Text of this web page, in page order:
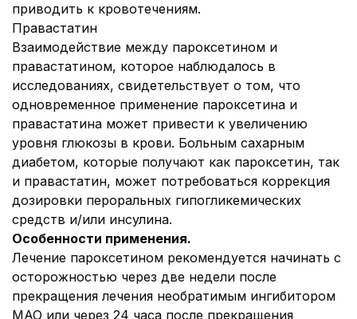
приводить к кровотечениям.
Правастатин
Взаимодействие между пароксетином и
правастатином, которое наблюдалось в
исследованиях, свидетельствует о том, что
одновременное применение пароксетина и
правастатина может привести к увеличению
уровня глюкозы в крови. Больным сахарным
диабетом, которые получают как пароксетин, так
и правастатин, может потребоваться коррекция
дозировки пероральных гипогликемических
средств и/или инсулина.
Особенности применения.
Лечение пароксетином рекомендуется начинать с
осторожностью через две недели после
прекращения лечения необратимым ингибитором
МАО или через 24 часа после прекращения